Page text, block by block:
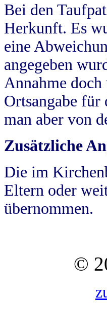
Bei den
Herkunft. Es
eine
angegeben
Annahme
Ortsangabe für
man aber von
Zusätzliche
Die im
Eltern oder
übernommen.
©